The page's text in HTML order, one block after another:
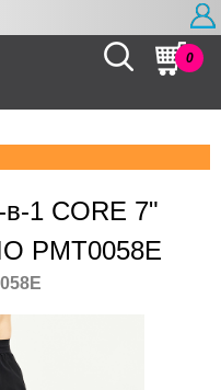
Найти 0
в-1 CORE 7"
PMT0058E